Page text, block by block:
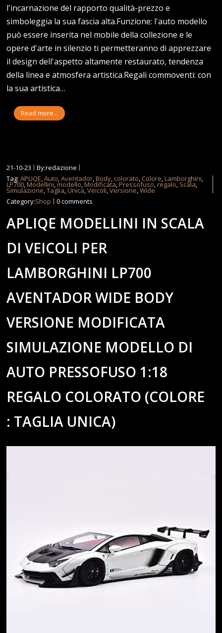
l'incarnazione del rapporto qualità-prezzo e
simboleggia la sua fascia alta.Funzione: l'auto modello
può essere inserita nel mobile della collezione e le
opere d'arte in silenzio ti permetteranno di apprezzare
il design dell'aspetto altamente restaurato, tendenza
della linea e atmosfera artistica.Regali commoventi: con
la sua artistica…
Read more...
21-10-23
By:redazione
Tag:APLIQE,Auto,Aventador,Body, colorato, Colore,Lamborghini,
LP700,Modellini,modello,Modificata,Pressofuso,regalo, Scala,
Simulazione,Taglia,Unica,Veicoli,Versione,Wide
Category:Shop 0 comments
APLIQE MODELLINI IN SCALA
DI VEICOLI PER
LAMBORGHINI LP700
AVENTADOR WIDE BODY
VERSIONE MODIFICATA
SIMULAZIONE MODELLO DI
AUTO PRESSOFUSO 1:18
REGALO COLORATO (COLORE
: TAGLIA UNICA)